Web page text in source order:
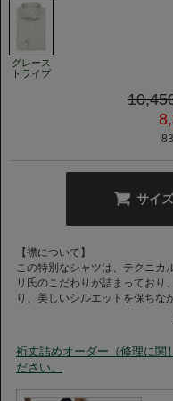
グレース
トライプ
83
サイ
【襟について】
この特別なシャツは、テクニカ
リ氏のこだわりが詰まっており
り、美しいシルエットを保ちな
演出します。カフスはカッタウ
イルにぴったりの洗練さを加え
【素材について】
120番手の双糸を使用したこの
かな肌触りと圧倒的な柔らかさ
裄丈詰めオーダー（修理に関
ださい。